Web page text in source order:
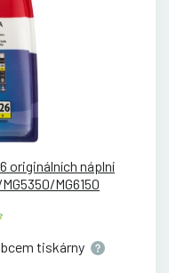
originálních náplní
MG6150
tiskárny